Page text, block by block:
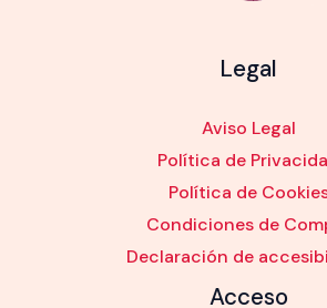
Legal
Aviso Legal
Política de
Política de
Condiciones de
Declaración de
Acceso